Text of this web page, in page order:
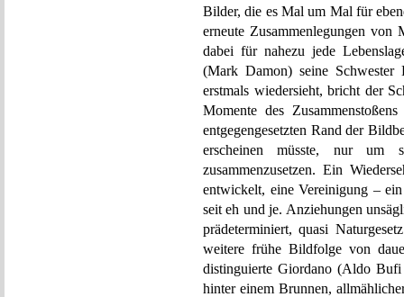
Bilder, die es Mal um Mal für
erneute Zusammenlegungen
dabei für nahezu jede
(Mark Damon) seine Schwester
erstmals wiedersieht, bricht der
Momente des
entgegengesetzten Rand der
erscheinen müsste, nur um
zusammenzusetzen. Ein
entwickelt, eine Vereinigung –
seit eh und je. Anziehungen
prädeterminiert, quasi
weitere frühe Bildfolge von
distinguierte Giordano (Aldo
hinter einem Brunnen,